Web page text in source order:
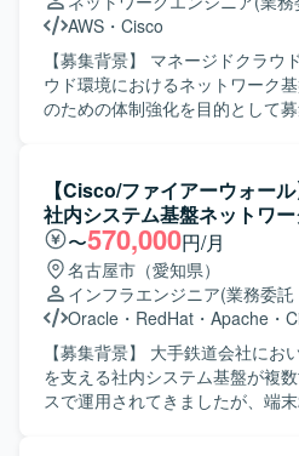
AWS ・ Cisco
【募集背景】 マネージドクラウ
ウド環境におけるネットワーク
のための体制強化を目的として募集し
いただきます。 Ciscoおよび
いた設計・構築・運用、閉域ネ
AWSネットワーク環境の設計・
／MPLSなどを用いたルーティン
よび保守対応を実施していただきます。 【求め
単なる運用オペレーションにと
計から一人称で対応できる方を
およびオンプレミス双方のネッ
ち、主体的に改善や最適化に取
ましいです。 【ポジションの魅力】 マネージドクラウドお
【Cisco/ファイアーウォー
社内システム基盤ネットワ
〜570,000円/月
名古屋市（愛知県）
インフラエンジニア(業務委
Oracle ・ RedHat ・ Apache ・
【募集背景】 大手鉄道会社にお
を支える社内システム基盤が複
スで運用されてきましたが、端